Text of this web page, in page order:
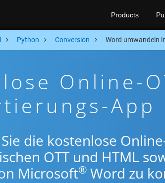
Products
Python Conversion Word umwandeln
Online-
App
die kostenlose
OTT und HTML
Microsoft® Word zu